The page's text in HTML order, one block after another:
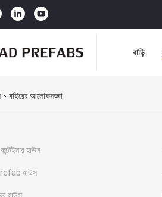
বাড়ি
বাইরের আলোকসজ্জা
হাউস
হাউস